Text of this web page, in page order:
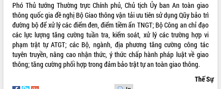
UBND tỉnh họp báo định kỳ tháng 4
năm 2026
Hội thảo khoa học “Giải pháp thúc đẩy
phát triển nền kinh tế xanh tại tỉnh
Đắk Lắk”
Tăng cường giám sát, đôn đốc thực
hàng tuần
Phó Thủ tướng Thường trực Chính phủ, Chủ tịch Ủy ban An toàn giao
thông quốc gia đề nghị Bộ Giao thông vận tải ưu tiên sử dụng Qũy bảo trì
đường bộ để xử lý các điểm đen, điểm tiềm ẩn TNGT; Bộ Công an chỉ đạo
các lực lượng tăng cường tuần tra, kiểm soát, xử lý các trường hợp vi
phạm trật tự ATGT; các Bộ, ngành, địa phương tăng cường công tác
tuyên truyền, nâng cao nhận thức, ý thức chấp hành pháp luật về giao
thông; tăng cường phối hợp trong đảm bảo trật tự an toàn giao thông.
Thế Sự